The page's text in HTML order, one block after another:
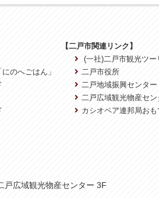
のへごはん」
【二戸市関連リンク】
(一社)二戸市観光ツ
二戸市役所
二戸地域振興センター
二戸広域観光物産セン
カシオペア連邦局お
戸広域観光物産センター 3F